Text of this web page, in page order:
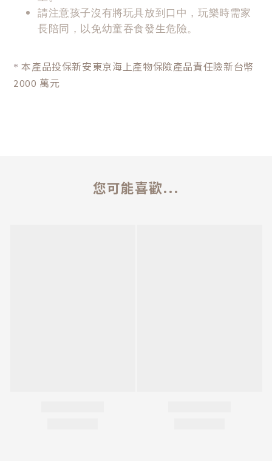
請注意孩子沒有將玩具放到口中，玩樂時需家
長陪同，以免幼童吞食發生危險。
*本產品投保新安東京海上產物保險產品責任險新台幣
2000 萬元
您可能喜歡...